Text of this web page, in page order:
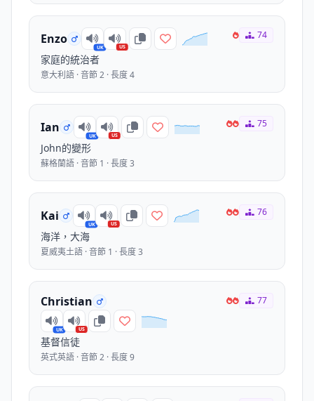
Enzo
UK US
家庭的統治者
意大利語 · 音節 2 · 長度 4
74
Ian
UK US
John的變形
蘇格蘭語 · 音節 1 · 長度 3
75
Kai
UK US
海洋，大海
夏威夷土語 · 音節 1 · 長度 3
76
Christian
UK US
基督信徒
英式英語 · 音節 2 · 長度 9
77